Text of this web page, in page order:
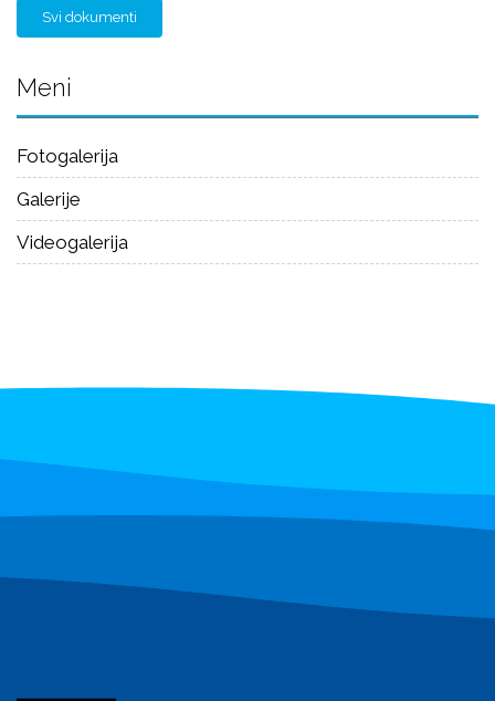
Svi dokumenti
Meni
Fotogalerija
Galerije
Videogalerija